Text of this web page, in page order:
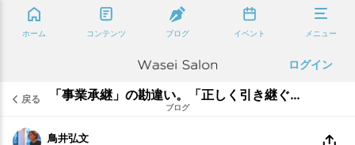
ホーム コンテンツ ブログ イベント メニュー
ログイン
戻る 「事業承継」の勘違い。「正しく引き継ぐ」という呪い。
ブログ
鳥井弘文